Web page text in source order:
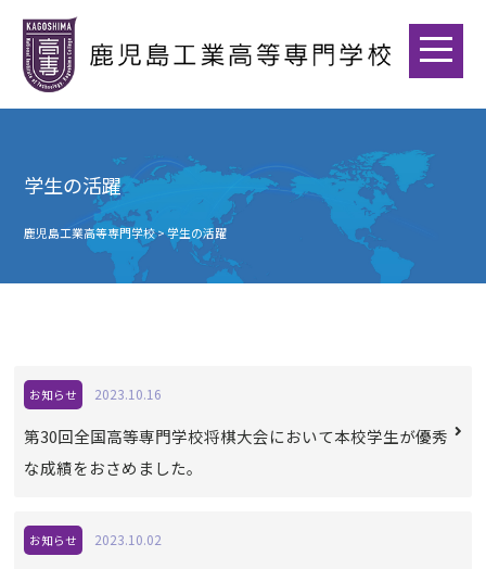
学生の活躍
鹿児島工業高等専門学校>学生の活躍
お知らせ 2023.10.16
第30回全国高等専門学校将棋大会において本校学生が優秀
な成績をおさめました。
お知らせ 2023.10.02